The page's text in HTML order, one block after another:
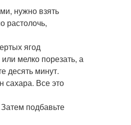
нужно взять
растолочь,
ягод
мелко порезать, а
десять минут.
сахара. Все это
подбавьте